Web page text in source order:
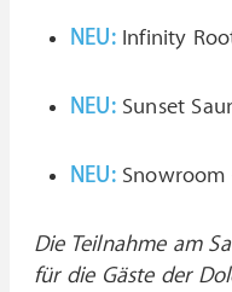
NEU:Infinity
NEU:Sunset
NEU:Snowroom
Die Teilnahme am
für die Gäste der